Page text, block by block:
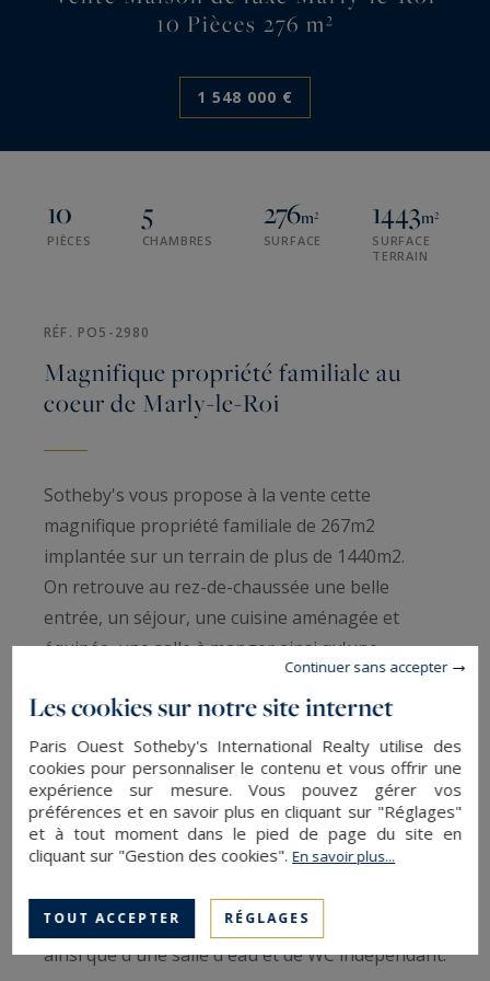
10 Pièces 276 m²
1 548 000 €
10
PIÈCES
5
CHAMBRES
276m²
SURFACE
1443m²
SURFACE
TERRAIN
RÉF. PO5-2980
Magnifique propriété familiale au
coeur de Marly-le-Roi
Sotheby's vous propose à la vente cette
magnifique propriété familiale de 267m2
implantée sur un terrain de plus de 1440m2.
On retrouve au rez-de-chaussée une belle
entrée, un séjour, une cuisine aménagée et
équipée, une salle à manger ainsi qu'une
magnifique véranda baignée de lumière et des
WC indépendants.
Directement accessibles depuis le rez-de-
chaussée une grande terrasse de 80m2 ainsi que
le jardin.
Au premier étage, une grande suite parentale
avec sa salle d'eau et WC attenante, un bureau
et une chambre.
Le dernier étage se compose de 3 chambres
ainsi que d'une salle d'eau et de WC indépendant.
Les cookies sur notre site internet
Paris Ouest Sotheby's International Realty utilise des
cookies pour personnaliser le contenu et vous offrir une
expérience sur mesure. Vous pouvez gérer vos
préférences et en savoir plus en cliquant sur "Réglages"
et à tout moment dans le pied de page du site en
cliquant sur "Gestion des cookies".En savoir plus...
TOUT ACCEPTER RÉGLAGES
Continuer sans accepter